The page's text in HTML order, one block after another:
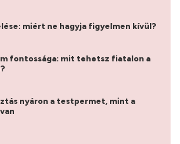
miért ne hagyja figyelmen kívül?
fontossága: mit tehetsz fiatalon a
nyáron a testpermet, mint a